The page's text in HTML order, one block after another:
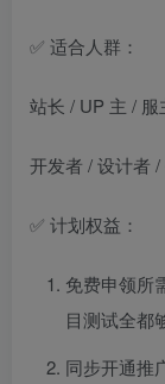
✅ 适合人群：
站长 / UP 主 / 服
开发者 / 设计者
✅ 计划权益：
免费申领所
目测试全都
同步开通推